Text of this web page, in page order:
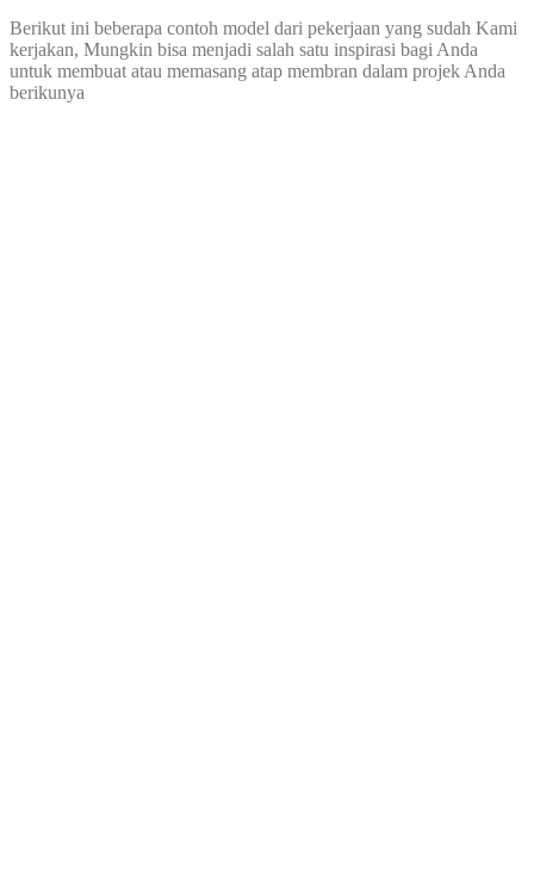
Berikut ini beberapa contoh model dari pekerjaan yang sudah Kami
kerjakan, Mungkin bisa menjadi salah satu inspirasi bagi Anda
untuk membuat atau memasang atap membran dalam projek Anda
berikunya